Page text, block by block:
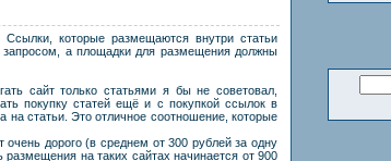
которые размещаются внутри статьи
а площадки для размещения должны
сайт только статьями я бы не советовал,
покупку статей ещё и с покупкой ссылок в
статьи. Это отличное соотношение, которые
очень дорого (в среднем от 300 рублей за одну
на таких сайтах начинается от 900